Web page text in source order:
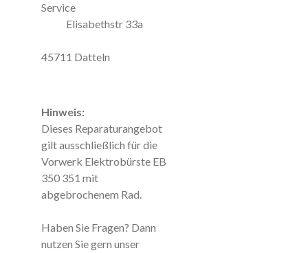
Service
Elisabethstr 33a
45711 Datteln
Hinweis:
Dieses Reparaturangebot
gilt ausschließlich für die
Vorwerk Elektrobürste EB
350 351 mit
abgebrochenem Rad.
Haben Sie Fragen? Dann
nutzen Sie gern unser